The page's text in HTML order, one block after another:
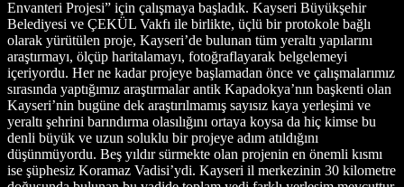
Envanteri Projesi” için çalışmaya başladık. Kayseri Büyükşehir
Belediyesi ve ÇEKÜL Vakfı ile birlikte, üçlü bir protokole bağlı
olarak yürütülen proje, Kayseri’de bulunan tüm yeraltı yapılarını
araştırmayı, ölçüp haritalamayı, fotoğraflayarak belgelemeyi
içeriyordu. Her ne kadar projeye başlamadan önce ve çalışmalarımız
sırasında yaptığımız araştırmalar antik Kapadokya’nın başkenti olan
Kayseri’nin bugüne dek araştırılmamış sayısız kaya yerleşimi ve
yeraltı şehrini barındırma olasılığını ortaya koysa da hiç kimse bu
denli büyük ve uzun soluklu bir projeye adım atıldığını
düşünmüyordu. Beş yıldır sürmekte olan projenin en önemli kısmı
ise şüphesiz Koramaz Vadisi’ydi. Kayseri il merkezinin 30 kilometre